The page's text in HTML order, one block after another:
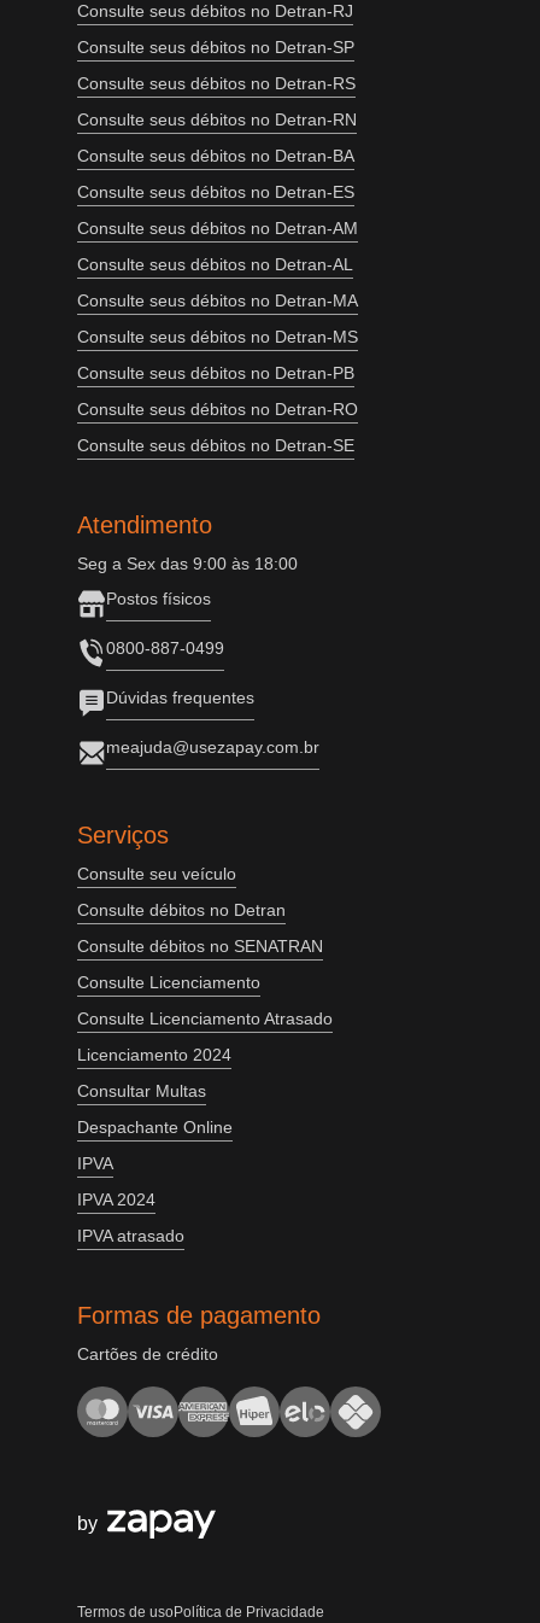
Consulte seus débitos no Detran-RJ
Consulte seus débitos no Detran-SP
Consulte seus débitos no Detran-RS
Consulte seus débitos no Detran-RN
Consulte seus débitos no Detran-BA
Consulte seus débitos no Detran-ES
Consulte seus débitos no Detran-AM
Consulte seus débitos no Detran-AL
Consulte seus débitos no Detran-MA
Consulte seus débitos no Detran-MS
Consulte seus débitos no Detran-PB
Consulte seus débitos no Detran-RO
Consulte seus débitos no Detran-SE
Atendimento
Seg a Sex das 9:00 às 18:00
Postos físicos
0800-887-0499
Dúvidas frequentes
meajuda@usezapay.com.br
Serviços
Consulte seu veículo
Consulte débitos no Detran
Consulte débitos no SENATRAN
Consulte Licenciamento
Consulte Licenciamento Atrasado
Licenciamento 2024
Consultar Multas
Despachante Online
IPVA
IPVA 2024
IPVA atrasado
Formas de pagamento
Cartões de crédito
by
Termos de usoPolítica de Privacidade